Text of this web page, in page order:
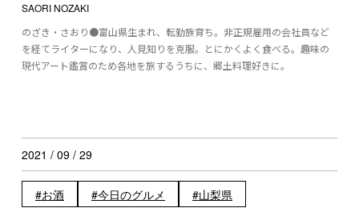
SAORI NOZAKI
のざき・さおり●富山県生まれ、転勤族育ち。非正規雇用の会社員など
を経てライターになり、人見知りを克服。とにかくよく食べる。趣味の
現代アート鑑賞のため各地を旅するうちに、郷土料理好きに。
2021 / 09 / 29
お酒 今日のグルメ 山梨県